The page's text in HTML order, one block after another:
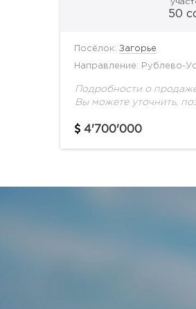
50
Посёлок: Загорье
Направление: Рублево-
Подробности о продаже
Вы можете уточнить,
4'700'000